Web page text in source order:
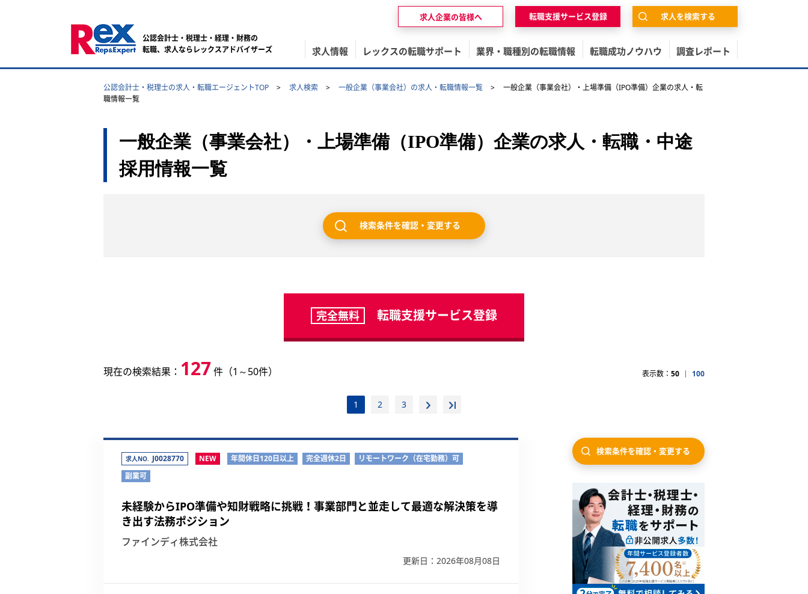
公認会計士・税理士・経理・財務の
転職、求人ならレックスアドバイザーズ
求人情報 レックスの転職サポート 業界・職種別の転職情報 転職成功ノウハウ 調査レポート
求人企業の皆様へ 転職支援サービス登録 求人を検索する
公認会計士・税理士の求人・転職エージェントTOP 求人検索 一般企業（事業会社）の求人・転職情報一覧
一般企業（事業会社）・上場準備（IPO準備）企業の求人・転
職情報一覧
一般企業（事業会社）・上場準備（IPO準備）企業の求人・転職・中途
採用情報一覧
検索条件を確認・変更する
完全無料 転職支援サービス登録
現在の検索結果： 127件（1～50件） 表示数： 50 100
1 2 3
求人NO. J0028770 NEW 年間休日120日以上 完全週休2日
リモートワーク（在宅勤務）可
副業可
未経験からIPO準備や知財戦略に挑戦！事業部門と並走して最適な解決策を導
き出す法務ポジション
ファインディ株式会社
更新日：2026年08月08日
検索条件を確認・変更する